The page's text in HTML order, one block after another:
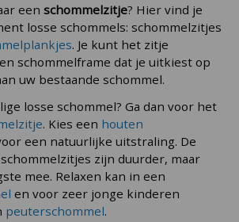
een schommelzitje? Hier vind je
losse schommels: schommelzitjes
. Je kunt het zitje
schommelframe dat je uitkiest op
uw bestaande schommel.
losse schommel? Ga dan voor het
. Kies een houten
een natuurlijke uitstraling. De
zijn duurder, maar
mee. Relaxen kan in een
en voor zeer jonge kinderen
peuterschommel.